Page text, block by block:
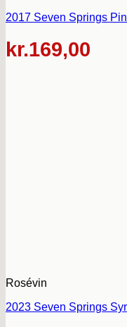
2017 Seven Springs
kr.169,00
Rosévin
2023 Seven Springs